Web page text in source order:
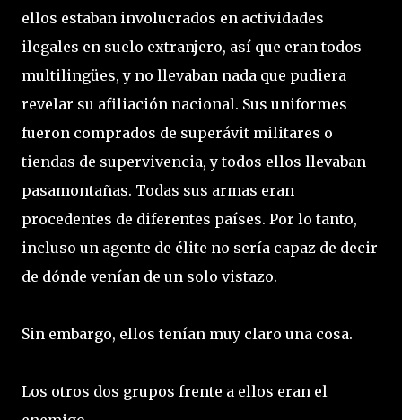
ellos estaban involucrados en actividades
ilegales en suelo extranjero, así que eran todos
multilingües, y no llevaban nada que pudiera
revelar su afiliación nacional. Sus uniformes
fueron comprados de superávit militares o
tiendas de supervivencia, y todos ellos llevaban
pasamontañas. Todas sus armas eran
procedentes de diferentes países. Por lo tanto,
incluso un agente de élite no sería capaz de decir
de dónde venían de un solo vistazo.
Sin embargo, ellos tenían muy claro una cosa.
Los otros dos grupos frente a ellos eran el